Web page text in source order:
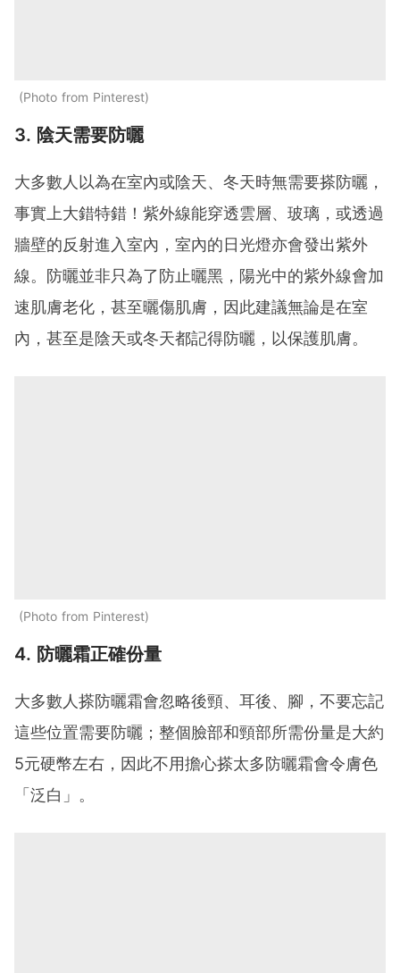
Photo from Pinterest
3. 陰天需要防曬
大多數人以為在室內或陰天、冬天時無需要搽防曬，
事實上大錯特錯！紫外線能穿透雲層、玻璃，或透過
牆壁的反射進入室內，室內的日光燈亦會發出紫外
線。防曬並非只為了防止曬黑，陽光中的紫外線會加
速肌膚老化，甚至曬傷肌膚，因此建議無論是在室
內，甚至是陰天或冬天都記得防曬，以保護肌膚。
Photo from Pinterest
4. 防曬霜正確份量
大多數人搽防曬霜會忽略後頸、耳後、腳，不要忘記
這些位置需要防曬；整個臉部和頸部所需份量是大約
5元硬幣左右，因此不用擔心搽太多防曬霜會令膚色
「泛白」。